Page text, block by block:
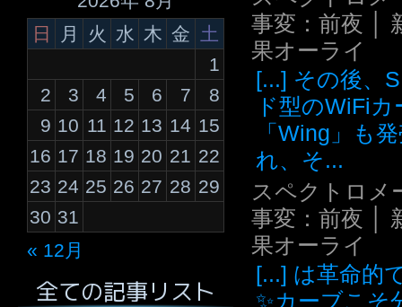
日
月 火 水 木 金 土
« 12月
1
2
3 4 5 6 7
8
9 10 11 12 13 14 15
16 17 18 19 20 21 22
23 24 25 26 27 28 29
30 31
全ての記事リスト
事変：前夜 │
果オーライ
[...] その後、
ド型のWiFiカ
「Wing」も
れ、そ...
スペクトロメ
事変：前夜 │
果オーライ
[...] は革命的
✨カーブこそ